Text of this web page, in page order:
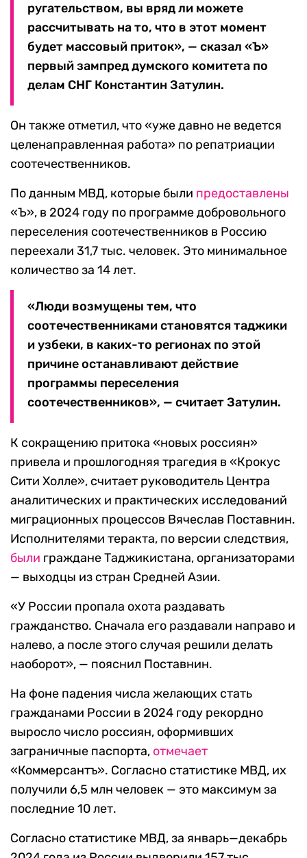
ругательством, вы вряд ли можете
рассчитывать на то, что в этот момент
будет массовый приток», — сказал «Ъ»
первый зампред думского комитета по
делам СНГ Константин Затулин.
Он также отметил, что «уже давно не ведется
целенаправленная работа» по репатриации
соотечественников.
По данным МВД, которые были предоставлены
«Ъ», в 2024 году по программе добровольного
переселения соотечественников в Россию
переехали 31,7 тыс. человек. Это минимальное
количество за 14 лет.
«Люди возмущены тем, что
соотечественниками становятся таджики
и узбеки, в каких-то регионах по этой
причине останавливают действие
программы переселения
соотечественников», — считает Затулин.
К сокращению притока «новых россиян»
привела и прошлогодняя трагедия в «Крокус
Сити Холле», считает руководитель Центра
аналитических и практических исследований
миграционных процессов Вячеслав Поставнин.
Исполнителями теракта, по версии следствия,
были граждане Таджикистана, организаторами
— выходцы из стран Средней Азии.
«У России пропала охота раздавать
гражданство. Сначала его раздавали направо и
налево, а после этого случая решили делать
наоборот», — пояснил Поставнин.
На фоне падения числа желающих стать
гражданами России в 2024 году рекордно
выросло число россиян, оформивших
заграничные паспорта, отмечает
«Коммерсантъ». Согласно статистике МВД, их
получили 6,5 млн человек — это максимум за
последние 10 лет.
Согласно статистике МВД, за январь—декабрь